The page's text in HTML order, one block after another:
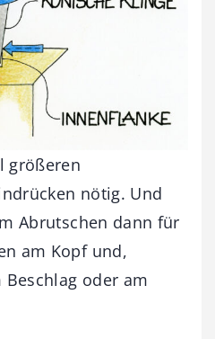
größeren
nötig. Und
Abrutschen dann für
am Kopf und,
oder am